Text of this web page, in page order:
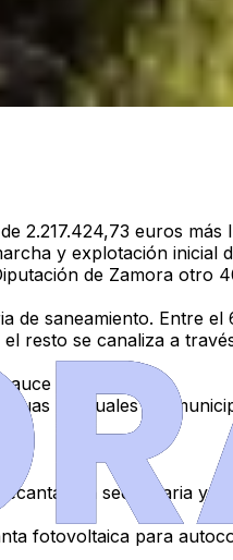
2.217.424,73 euros más
y explotación inicial
de Zamora otro
de saneamiento. Entre el
el resto se canaliza a
receptor.
residuales del
secundaria y
fotovoltaica para